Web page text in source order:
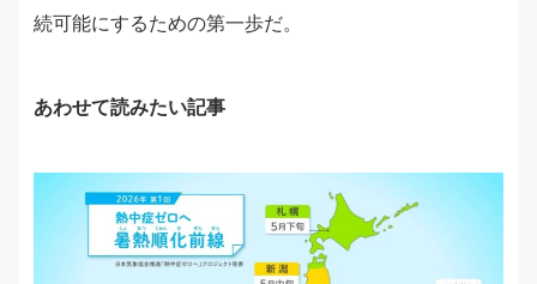
続可能にするための第一歩だ。
あわせて読みたい記事